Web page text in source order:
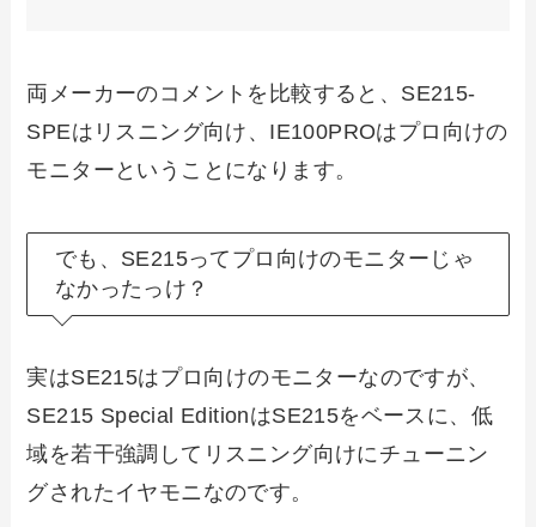
両メーカーのコメントを比較すると、SE215-
SPEはリスニング向け、IE100PROはプロ向けの
モニターということになります。
でも、SE215ってプロ向けのモニターじゃ
なかったっけ？
実はSE215はプロ向けのモニターなのですが、
SE215 Special EditionはSE215をベースに、低
域を若干強調してリスニング向けにチューニン
グされたイヤモニなのです。